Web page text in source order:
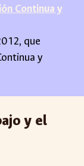
Continua y
que
y
y el